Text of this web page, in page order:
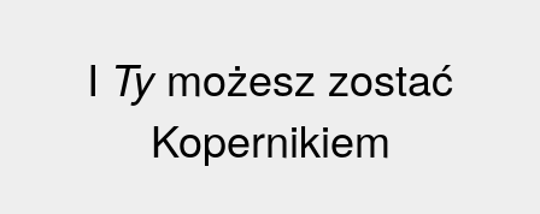
I Tymożesz zostać
Kopernikiem